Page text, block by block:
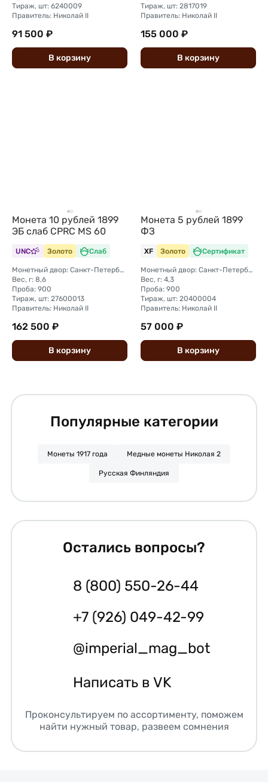
Тираж, шт: 6240009
Правитель: Николай II
91 500 ₽
В корзину
Тираж, шт: 2817019
Правитель: Николай II
155 000 ₽
В корзину
Монета 10 рублей 1899
ЭБ слаб CPRC MS 60
UNC Золото Слаб
Монетный двор: Санкт-Петербургский монетный двор
Вес, г: 8,6
Проба: 900
Тираж, шт: 27600013
Правитель: Николай II
162 500 ₽
В корзину
Монета 5 рублей 1899
ФЗ
XF Золото Сертификат
Монетный двор: Санкт-Петербургский монетный двор
Вес, г: 4,3
Проба: 900
Тираж, шт: 20400004
Правитель: Николай II
57 000 ₽
В корзину
Популярные категории
Монеты 1917 года Медные монеты Николая 2
Русская Финляндия
Остались вопросы?
8 (800) 550-26-44
+7 (926) 049-42-99
@imperial_mag_bot
Написать в VK
Проконсультируем по ассортименту, поможем
найти нужный товар, развеем сомнения